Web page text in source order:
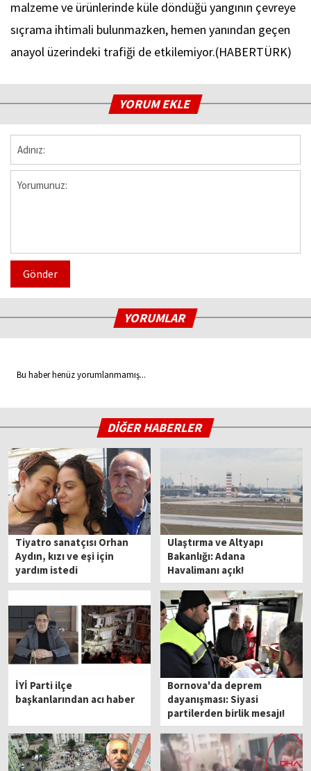
malzeme ve ürünlerinde küle döndüğü yangının çevreye
sıçrama ihtimali bulunmazken, hemen yanından geçen
anayol üzerindeki trafiği de etkilemiyor.(HABERTÜRK)
YORUM EKLE
Gönder
YORUMLAR
Bu haber henüz yorumlanmamış...
DİĞER HABERLER
Tiyatro sanatçısı Orhan
Aydın, kızı ve eşi için
yardım istedi
Ulaştırma ve Altyapı
Bakanlığı: Adana
Havalimanı açık!
İYİ Parti ilçe
başkanlarından acı haber
Bornova'da deprem
dayanışması: Siyasi
partilerden birlik mesajı!